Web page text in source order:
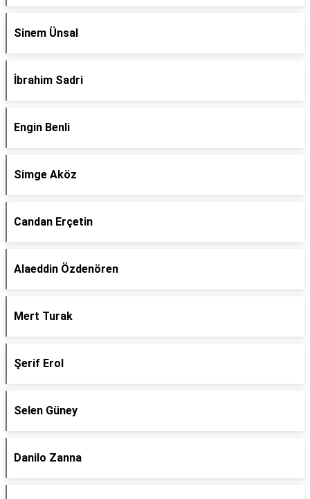
Sinem Ünsal
İbrahim Sadri
Engin Benli
Simge Aköz
Candan Erçetin
Alaeddin Özdenören
Mert Turak
Şerif Erol
Selen Güney
Danilo Zanna